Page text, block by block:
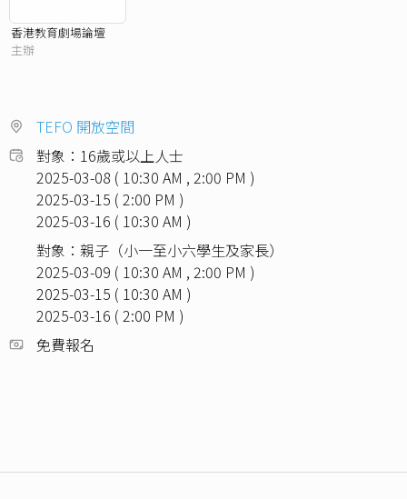
香港教育劇場論壇
主辦
TEFO 開放空間
對象：16歲或以上人士
2025-03-08 ( 10:30 AM , 2:00 PM )
2025-03-15 ( 2:00 PM )
2025-03-16 ( 10:30 AM )
對象：親子（小一至小六學生及家長）
2025-03-09 ( 10:30 AM , 2:00 PM )
2025-03-15 ( 10:30 AM )
2025-03-16 ( 2:00 PM )
免費報名